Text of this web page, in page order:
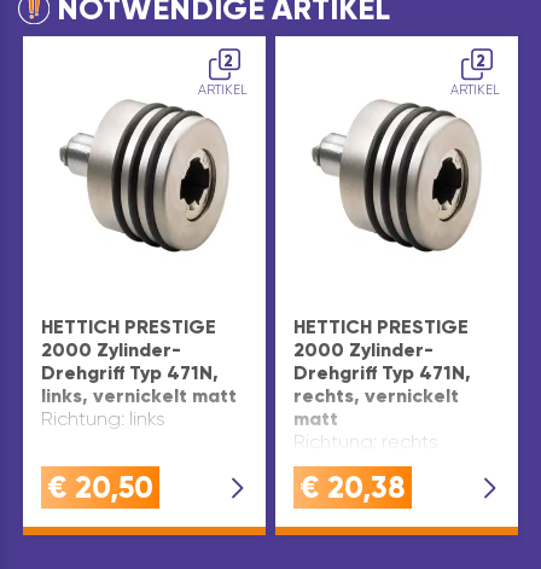
NOTWENDIGE ARTIKEL
2
ARTIKEL
HETTICH PRESTIGE
2000 Zylinder-
Drehgriff Typ 471N,
links, vernickelt matt
Richtung: links
€ 20,50
2
ARTIKEL
HETTICH PRESTIGE
2000 Zylinder-
Drehgriff Typ 471N,
rechts, vernickelt
matt
Richtung: rechts
€ 20,38